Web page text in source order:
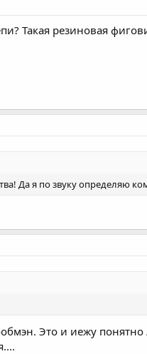
Такая резиновая
Да я по звуку определяю
Это и иежу